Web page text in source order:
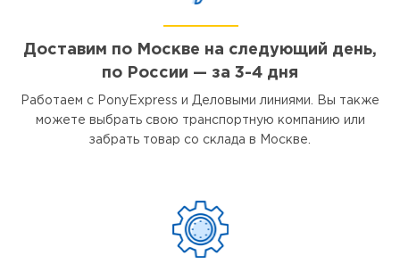
Доставим по Москве на следующий день,
по России — за 3-4 дня
Работаем с PonyExpress и Деловыми линиями. Вы также
можете выбрать свою транспортную компанию или
забрать товар со склада в Москве.